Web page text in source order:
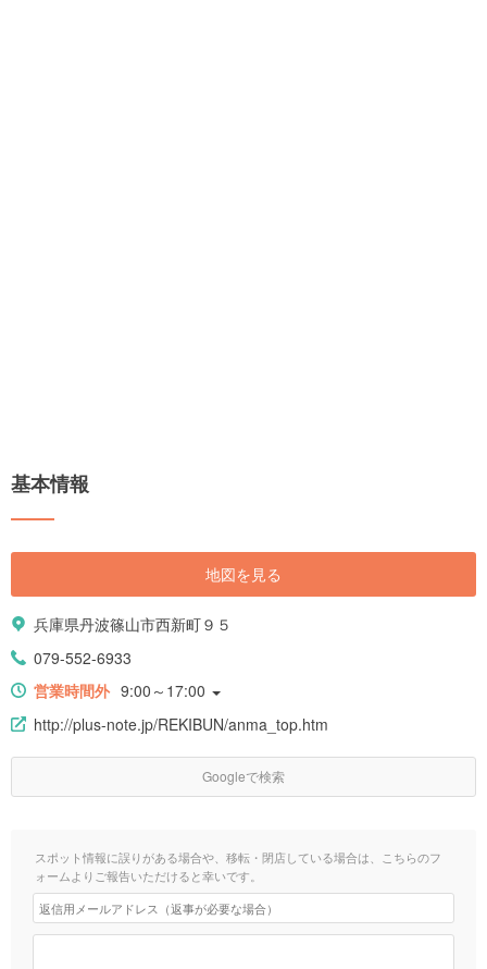
基本情報
地図を見る
兵庫県丹波篠山市西新町９５
079-552-6933
営業時間外 9:00～17:00
http://plus-note.jp/REKIBUN/anma_top.htm
Googleで検索
スポット情報に誤りがある場合や、移転・閉店している場合は、こちらのフ
ォームよりご報告いただけると幸いです。